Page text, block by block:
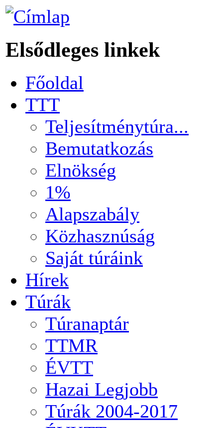
Elsődleges linkek
Főoldal
TTT
Teljesítménytúra...
Bemutatkozás
Elnökség
1%
Alapszabály
Közhasznúság
Saját túráink
Hírek
Túrák
Túranaptár
TTMR
ÉVTT
Hazai Legjobb
Túrák 2004-2017